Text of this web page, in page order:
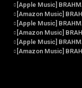
[Apple Music]
[Amazon Music]
[Apple Music]
[Amazon Music]
[Apple Music]
[Amazon Music]